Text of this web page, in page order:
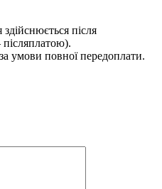
після
умови повної передоплати.